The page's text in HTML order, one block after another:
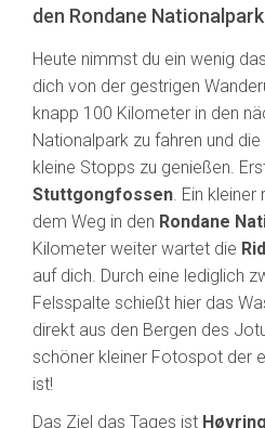
den Rondane Nationalpark
Heute nimmst du ein wenig
dich von der gestrigen
knapp 100 Kilometer in den
Nationalpark zu fahren und
kleine Stopps zu genießen.
Stuttgongfossen. Ein
dem Weg in den Rondane
Kilometer weiter wartet die
auf dich. Durch eine lediglich
Felsspalte schießt hier das
direkt aus den Bergen des
schöner kleiner Fotospot der
ist!
Das Ziel das Tages ist